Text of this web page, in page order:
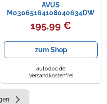
AVUS
M03065164108040634DW
195,99 €
zum Shop
autodoc.de
Versandkostenfrei